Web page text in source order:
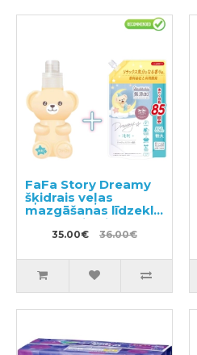
FaFa Story Dreamy
šķidrais veļas
mazgāšanas līdzeklis
400g + pildviela
850g35.00€ 36.00€